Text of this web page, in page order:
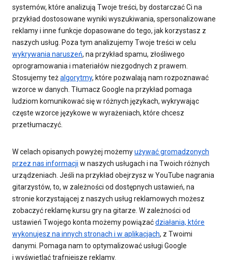
systemów, które analizują Twoje treści, by dostarczać Ci na
przykład dostosowane wyniki wyszukiwania, spersonalizowane
reklamy i inne funkcje dopasowane do tego, jak korzystasz z
naszych usług. Poza tym analizujemy Twoje treści w celu
wykrywania naruszeń, na przykład spamu, złośliwego
oprogramowania i materiałów niezgodnych z prawem.
Stosujemy teżalgorytmy, które pozwalają nam rozpoznawać
wzorce w danych. Tłumacz Google na przykład pomaga
ludziom komunikować się w różnych językach, wykrywając
częste wzorce językowe w wyrażeniach, które chcesz
przetłumaczyć.
W celach opisanych powyżej możemyużywać gromadzonych
przez nas informacji w naszych usługach i na Twoich różnych
urządzeniach. Jeśli na przykład obejrzysz w YouTube nagrania
gitarzystów, to, w zależności od dostępnych ustawień, na
stronie korzystającej z naszych usług reklamowych możesz
zobaczyć reklamę kursu gry na gitarze. W zależności od
ustawień Twojego konta możemy powiązaćdziałania, które
wykonujesz na innych stronach i w aplikacjach, z Twoimi
danymi. Pomaga nam to optymalizować usługi Google
i wyświetlać trafniejsze reklamy.